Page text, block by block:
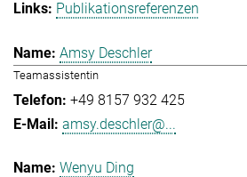
Publikationsreferenzen
Amsy Deschler
Teamassistentin
+49 8157 932 425
amsy.deschler@...
Wenyu Ding